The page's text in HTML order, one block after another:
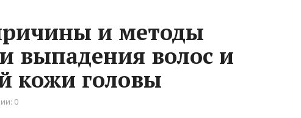
и методы
выпадения волос и
кожи головы
0